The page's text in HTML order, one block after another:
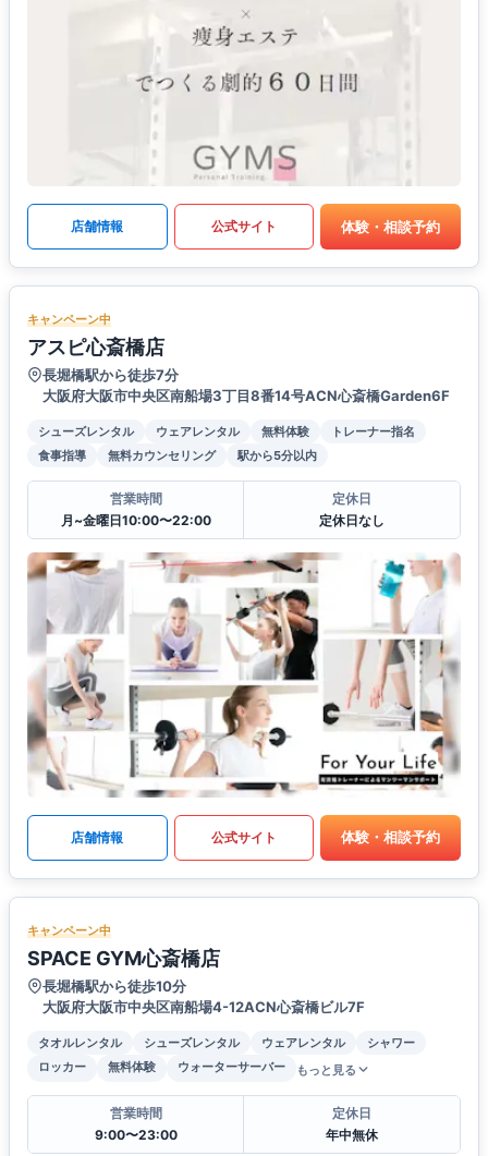
店舗情報 公式サイト 体験・相談予約
キャンペーン中
アスピ心斎橋店
長堀橋駅から徒歩7分
大阪府大阪市中央区南船場3丁目8番14号ACN心斎橋Garden6F
シューズレンタル ウェアレンタル 無料体験
トレーナー指名
食事指導
無料カウンセリング 駅から5分以内
営業時間
月~金曜日10:00〜22:00
定休日
定休日なし
店舗情報 公式サイト 体験・相談予約
キャンペーン中
SPACE GYM心斎橋店
長堀橋駅から徒歩10分
大阪府大阪市中央区南船場4-12ACN心斎橋ビル7F
タオルレンタル シューズレンタル ウェアレンタル
シャワー
ロッカー
無料体験 ウォーターサーバー もっと見る
営業時間
9:00〜23:00
定休日
年中無休